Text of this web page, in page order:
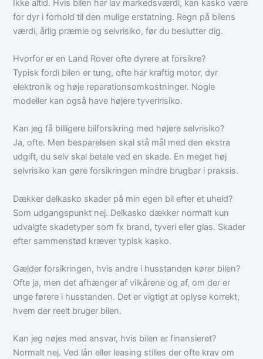
Ikke altid. Hvis bilen har lav markedsværdi, kan kasko være
for dyr i forhold til den mulige erstatning. Regn på bilens
værdi, årlig præmie og selvrisiko, før du beslutter dig.
Hvorfor er en Land Rover ofte dyrere at forsikre?
Typisk fordi bilen er tung, ofte har kraftig motor, dyr
elektronik og høje reparationsomkostninger. Nogle
modeller kan også have højere tyveririsiko.
Kan jeg få billigere bilforsikring med højere selvrisiko?
Ja, ofte. Men besparelsen skal stå mål med den ekstra
udgift, du selv skal betale ved en skade. En meget høj
selvrisiko kan gøre forsikringen mindre brugbar i praksis.
Dækker delkasko skader på min egen bil efter et uheld?
Som udgangspunkt nej. Delkasko dækker normalt kun
udvalgte skadetyper som fx brand, tyveri eller glas. Skader
efter sammenstød kræver typisk kasko.
Gælder forsikringen, hvis andre i husstanden kører bilen?
Ofte ja, men det afhænger af vilkårene og af, om der er
unge førere i husstanden. Det er vigtigt at oplyse korrekt,
hvem der reelt bruger bilen.
Kan jeg nøjes med ansvar, hvis bilen er finansieret?
Normalt nej. Ved lån eller leasing stilles der ofte krav om